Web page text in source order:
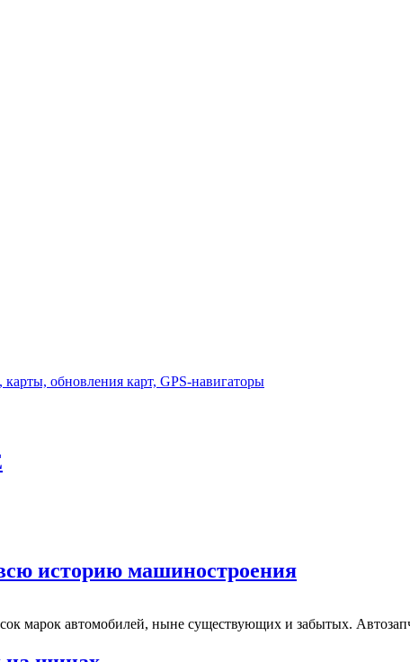
обновления карт, GPS-навигаторы
историю машиностроения
марок автомобилей, ныне существующих и забытых.